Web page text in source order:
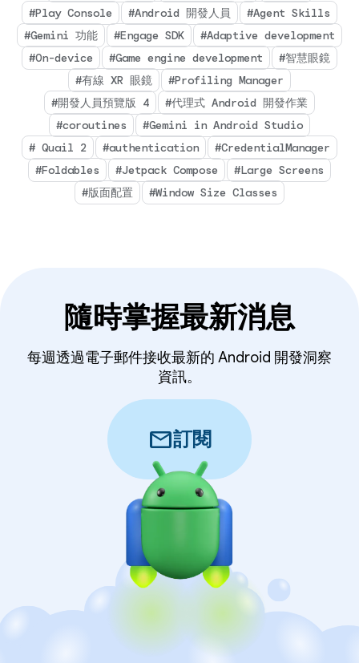
#Play Console
#Android 開發人員
#Agent Skills
#Gemini 功能
#Engage SDK
#Adaptive development
#On-device
#Game engine development
#智慧眼鏡
#有線 XR 眼鏡
#Profiling Manager
#開發人員預覽版 4
#代理式 Android 開發作業
#coroutines
#Gemini in Android Studio
# Quail 2
#authentication
#CredentialManager
#Foldables
#Jetpack Compose
#Large Screens
#版面配置
#Window Size Classes
隨時掌握最新消息
每週透過電子郵件接收最新的 Android 開發洞察
資訊。
mail訂閱